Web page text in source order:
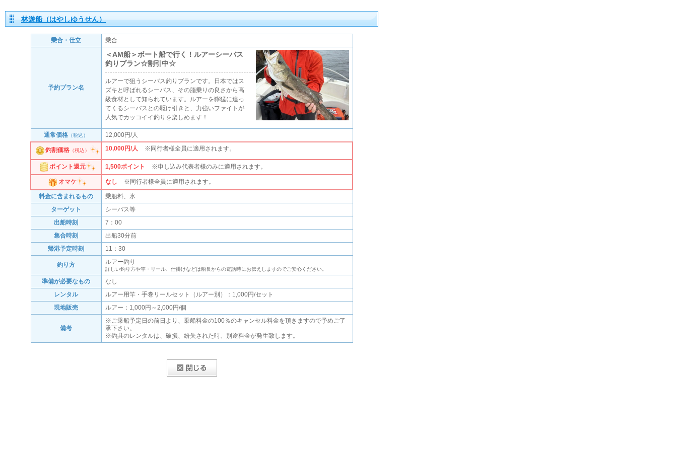
林遊船（はやしゆうせん）
乗合・仕立 乗合
予約プラン名
＜AM船＞ボート船で行く！ルアーシーバス
釣りプラン☆割引中☆
ルアーで狙うシーバス釣りプランです。日本ではス
ズキと呼ばれるシーバス、その脂乗りの良さから高
級食材として知られています。ルアーを獰猛に追っ
てくるシーバスとの駆け引きと、力強いファイトが
人気でカッコイイ釣りを楽しめます！
通常価格 （税込） 12,000円/人
釣割価格（税込） 10,000円/人 ※同行者様全員に適用されます。
ポイント還元 1,500ポイント ※申し込み代表者様のみに適用されます。
オマケ なし ※同行者様全員に適用されます。
料金に含まれるもの
乗船料、氷
ターゲット
シーバス等
出船時刻
7：00
集合時刻
出船30分前
帰港予定時刻
11：30
釣り方 ルアー釣り
詳しい釣り方や竿・リール、仕掛けなどは船長からの電話時にお伝えしますのでご安心ください。
準備が必要なもの
なし
レンタル
ルアー用竿・手巻リールセット（ルアー別）：1,000円/セット
現地販売
ルアー：1,000円～2,000円/個
備考
※ご乗船予定日の前日より、乗船料金の100％のキャンセル料金を頂きますので予めご了
承下さい。
※釣具のレンタルは、破損、紛失された時、別途料金が発生致します。